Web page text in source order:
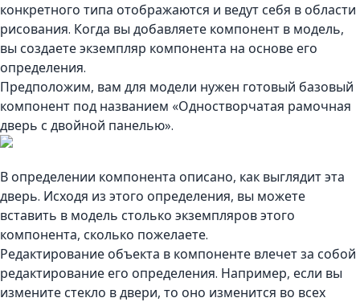
конкретного типа отображаются и ведут себя в области
рисования. Когда вы добавляете компонент в модель,
вы создаете экземпляр компонента на основе его
определения.
Предположим, вам для модели нужен готовый базовый
компонент под названием «Одностворчатая рамочная
дверь с двойной панелью».
В определении компонента описано, как выглядит эта
дверь. Исходя из этого определения, вы можете
вставить в модель столько экземпляров этого
компонента, сколько пожелаете.
Редактирование объекта в компоненте влечет за собой
редактирование его определения. Например, если вы
измените стекло в двери, то оно изменится во всех